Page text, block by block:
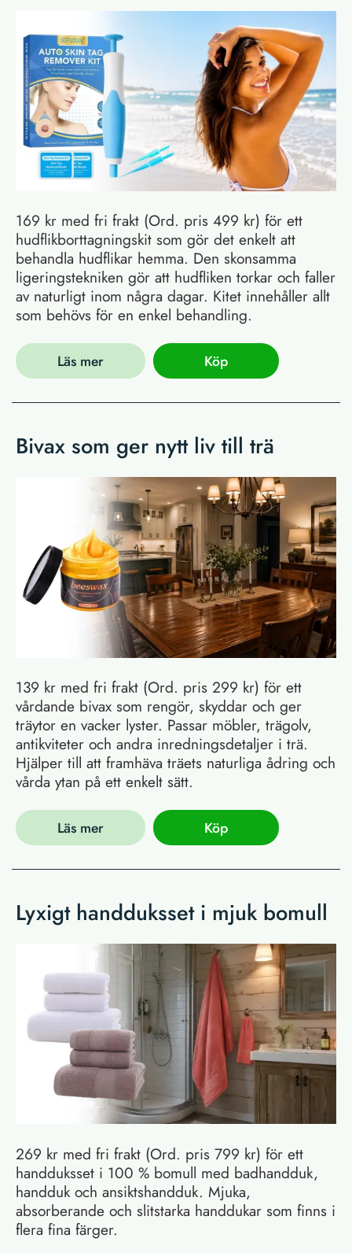
169 kr med fri frakt (Ord. pris 499 kr) för ett
hudflikborttagningskit som gör det enkelt att
behandla hudflikar hemma. Den skonsamma
ligeringstekniken gör att hudfliken torkar och faller
av naturligt inom några dagar. Kitet innehåller allt
som behövs för en enkel behandling.
Läs mer Köp
Bivax som ger nytt liv till trä
139 kr med fri frakt (Ord. pris 299 kr) för ett
vårdande bivax som rengör, skyddar och ger
träytor en vacker lyster. Passar möbler, trägolv,
antikviteter och andra inredningsdetaljer i trä.
Hjälper till att framhäva träets naturliga ådring och
vårda ytan på ett enkelt sätt.
Läs mer Köp
Lyxigt handduksset i mjuk bomull
269 kr med fri frakt (Ord. pris 799 kr) för ett
handduksset i 100 % bomull med badhandduk,
handduk och ansiktshandduk. Mjuka,
absorberande och slitstarka handdukar som finns i
flera fina färger.